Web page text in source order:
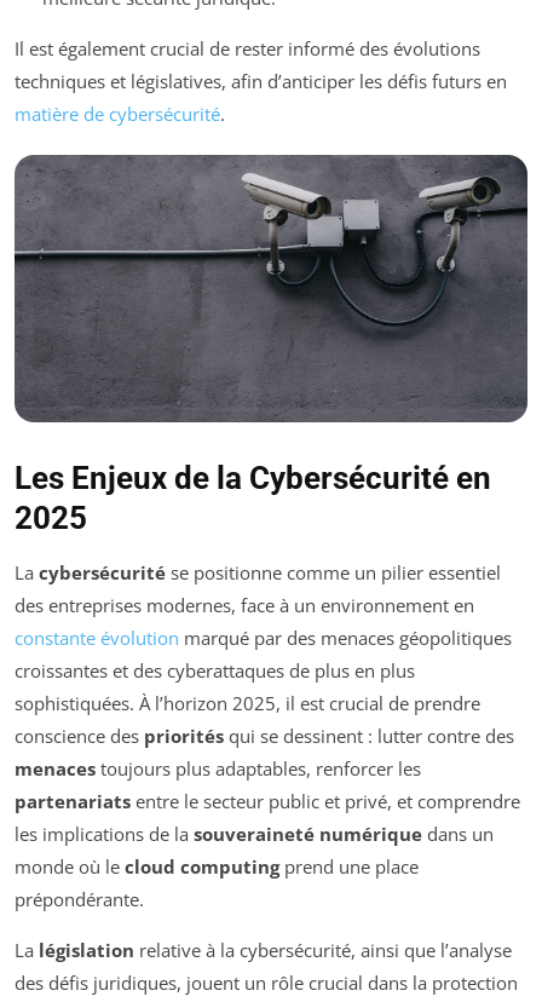
Il est également crucial de rester informé des évolutions
techniques et législatives, afin d’anticiper les défis futurs en
matière de cybersécurité.
Les Enjeux de la Cybersécurité en
2025
La cybersécurité se positionne comme un pilier essentiel
des entreprises modernes, face à un environnement en
constante évolution marqué par des menaces géopolitiques
croissantes et des cyberattaques de plus en plus
sophistiquées. À l’horizon 2025, il est crucial de prendre
conscience des priorités qui se dessinent : lutter contre des
menaces toujours plus adaptables, renforcer les
partenariats entre le secteur public et privé, et comprendre
les implications de la souveraineté numérique dans un
monde où le cloud computingprend une place
prépondérante.
La législation relative à la cybersécurité, ainsi que l’analyse
des défis juridiques, jouent un rôle crucial dans la protection